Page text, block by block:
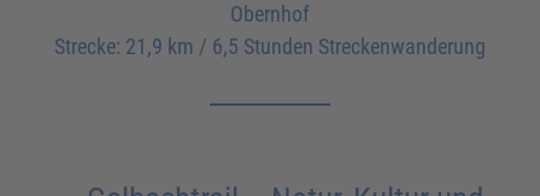
Obernhof
Strecke: 21,9 km / 6,5 Stunden Streckenwanderung